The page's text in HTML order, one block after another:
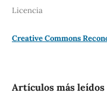
Licencia
Creative Commons
Artículos más